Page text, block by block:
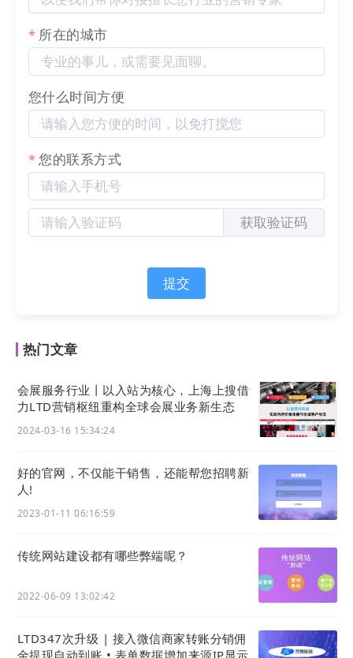
识别二维码或点击链接预览：https://20833.h5x.net/
所在的城市
您什么时间方便
您的联系方式
获取验证码
提交
热门文章
会展服务行业丨以入站为核心，上海上搜借
力LTD营销枢纽重构全球会展业务新生态
2024-03-16 15:34:24
好的官网，不仅能干销售，还能帮您招聘新
人!
2023-01-11 06:16:59
传统网站建设都有哪些弊端呢？
2022-06-09 13:02:42
LTD347次升级 | 接入微信商家转账分销佣
金提现自动到账 • 表单数据增加来源IP显示 •